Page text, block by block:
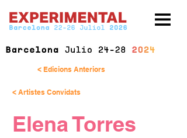
< Edicions Anteriors
< Artistes Convidats
Elena Torres